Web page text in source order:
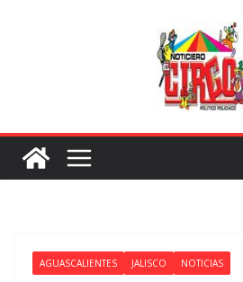
AGUASCALIENTES JALISCO NOTICIAS